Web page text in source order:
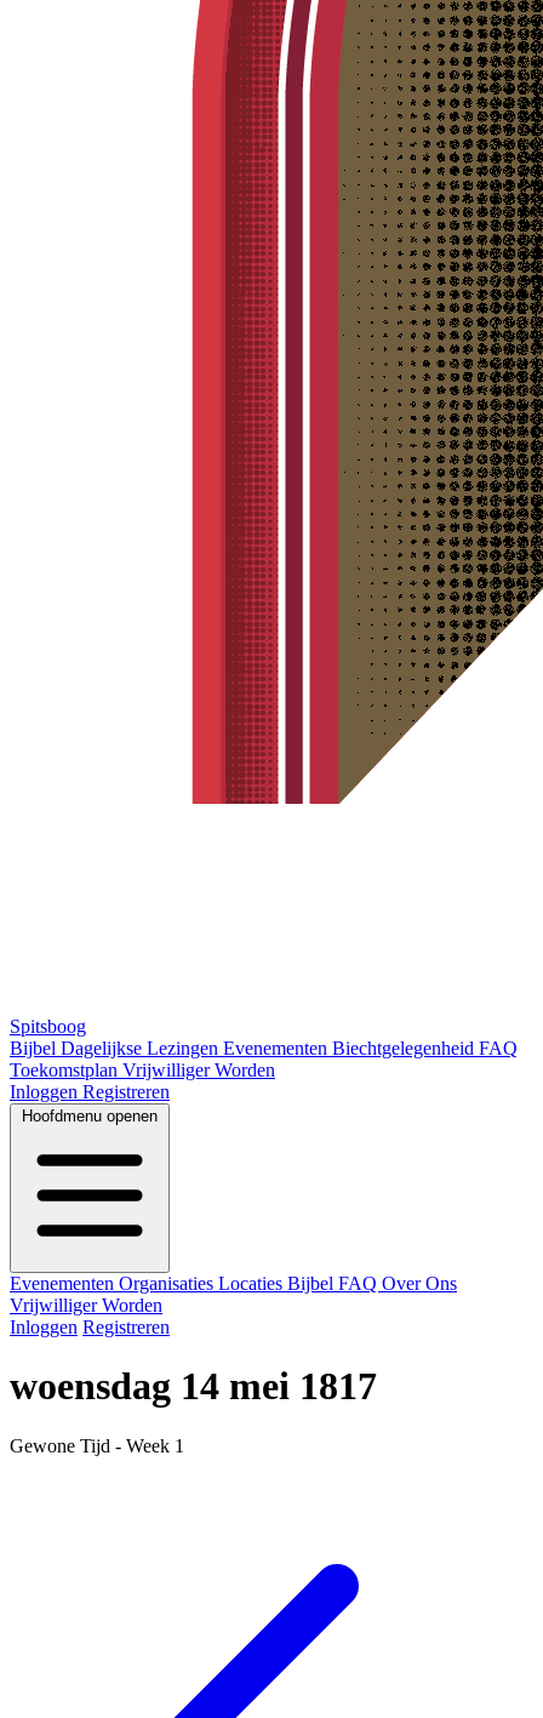
Spitsboog
Bijbel Dagelijkse Lezingen Evenementen Biechtgelegenheid FAQ
Toekomstplan Vrijwilliger Worden
Inloggen Registreren
Hoofdmenu openen
Evenementen Organisaties Locaties Bijbel FAQ Over Ons
Vrijwilliger Worden
Inloggen Registreren
woensdag 14 mei 1817
Gewone Tijd - Week 1